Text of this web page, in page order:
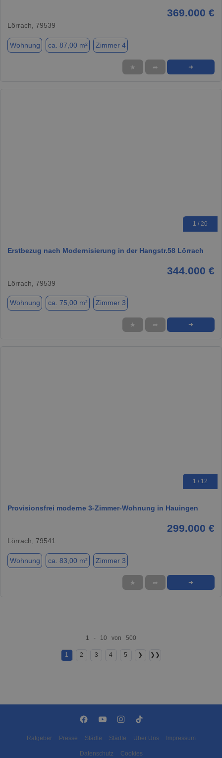
369.000 €
Lörrach, 79539
Wohnung ca. 87,00 m² Zimmer 4
★ ➦ ➜
1 / 20
Erstbezug nach Modernisierung in der Hangstr.58 Lörrach
344.000 €
Lörrach, 79539
Wohnung ca. 75,00 m² Zimmer 3
★ ➦ ➜
1 / 12
Provisionsfrei moderne 3-Zimmer-Wohnung in Hauingen
299.000 €
Lörrach, 79541
Wohnung ca. 83,00 m² Zimmer 3
★ ➦ ➜
1 - 10 von 500
1 2 3 4 5 ❯ ❯❯
Ratgeber Presse Städte Städte Über Uns Impressum
Datenschutz Cookies